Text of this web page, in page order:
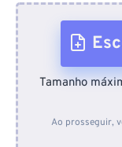
Tamanho
Ao prosseguir,